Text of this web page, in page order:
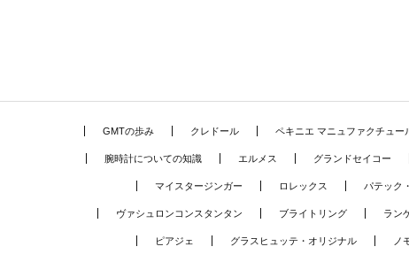
GMTの歩み クレドール ペキニエ マニュファクチュー
腕時計についての知識 エルメス グランドセイコー
マイスタージンガー ロレックス パテック
ヴァシュロンコンスタンタン ブライトリング ラン
ピアジェ グラスヒュッテ・オリジナル ノ